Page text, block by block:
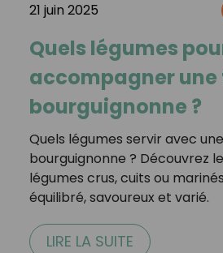
21 juin 2025
Quels légumes
accompagner une
bourguignonne ?
Quels légumes servir avec
bourguignonne ? Découvrez
légumes crus, cuits ou
équilibré, savoureux et varié.
LIRE LA SUITE